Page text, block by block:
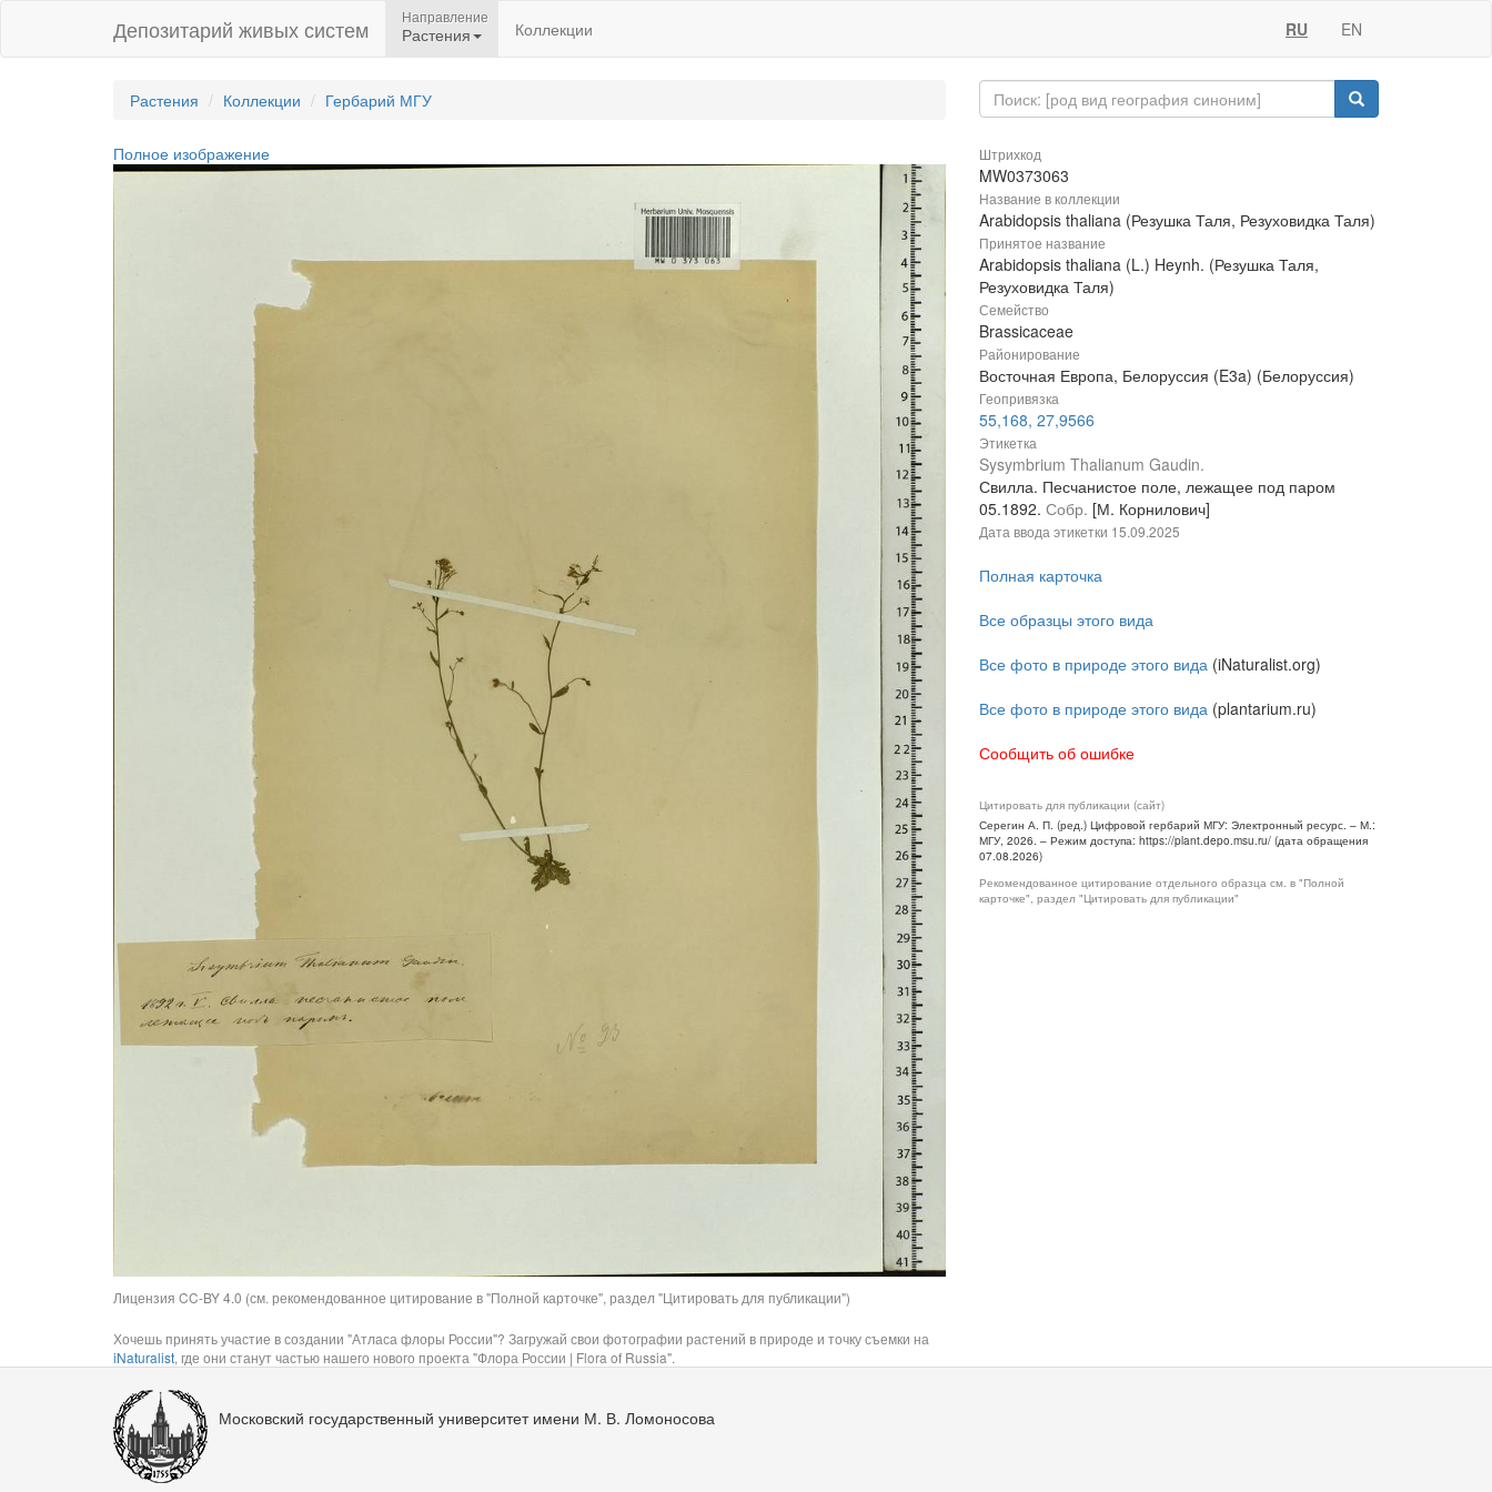
Депозитарий живых систем Направление
Растения Коллекции RU EN
Растения Коллекции Гербарий МГУ
Полное изображение
Лицензия CC-BY 4.0 (см. рекомендованное цитирование в "Полной карточке", раздел "Цитировать для публикации")
Хочешь принять участие в создании "Атласа флоры России"? Загружай свои фотографии растений в природе и точку съемки на
iNaturalist, где они станут частью нашего нового проекта "Флора России | Flora of Russia".
Штрихкод
MW0373063
Название в коллекции
Arabidopsis thaliana (Резушка Таля, Резуховидка Таля)
Принятое название
Arabidopsis thaliana (L.) Heynh. (Резушка Таля,
Резуховидка Таля)
Семейство
Brassicaceae
Районирование
Восточная Европа, Белоруссия (E3a) (Белоруссия)
Геопривязка
55,168, 27,9566
Этикетка
Sysymbrium Thalianum Gaudin.
Свилла. Песчанистое поле, лежащее под паром
05.1892. Собр. [М. Корнилович]
Дата ввода этикетки 15.09.2025
Полная карточка
Все образцы этого вида
Все фото в природе этого вида (iNaturalist.org)
Все фото в природе этого вида (plantarium.ru)
Сообщить об ошибке
Цитировать для публикации (сайт)
Серегин А. П. (ред.) Цифровой гербарий МГУ: Электронный ресурс. – М.:
МГУ, 2026. – Режим доступа: https://plant.depo.msu.ru/ (дата обращения
07.08.2026)
Рекомендованное цитирование отдельного образца см. в "Полной
карточке", раздел "Цитировать для публикации"
Московский государственный университет имени М. В. Ломоносова